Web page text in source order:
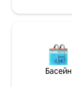
Басейн